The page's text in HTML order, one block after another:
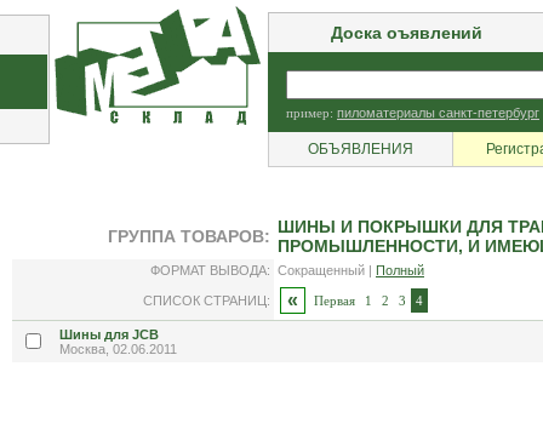
Доска оъявлений
пример: пиломатериалы санкт-петербург
ОБЪЯВЛЕНИЯ
ГРУППА ТОВАРОВ: ШИНЫ И ПОКРЫШКИ ДЛЯ
ПРОМЫШЛЕННОСТИ, И
ФОРМАТ ВЫВОДА: Сокращенный | Полный
СПИСОК СТРАНИЦ: « Первая 1 2 3 4
Шины для JCB
Москва, 02.06.2011